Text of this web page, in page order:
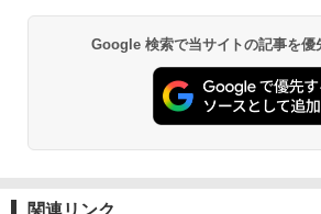
Google 検索で当サイトの記事を優
関連リンク